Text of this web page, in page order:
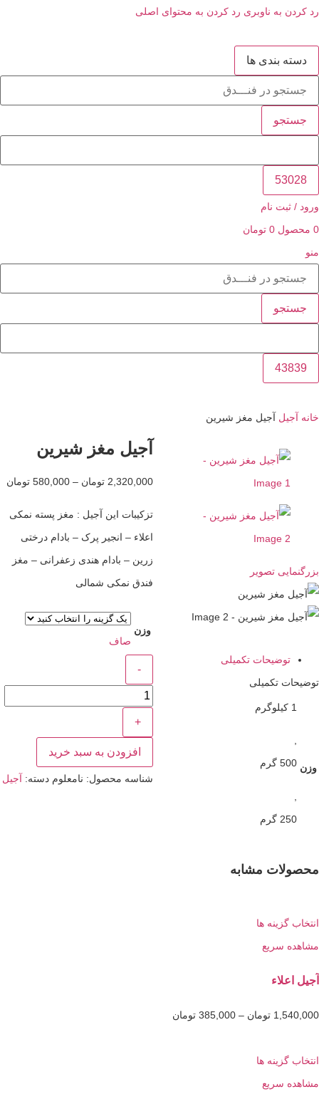
به ناوبری رد کردن به محتوای اصلی
بندی ها
نام
0 تومان
آجیل مغز شیرین
تصویر
آجیل مغز شیرین
2,320,000 تومان –
580,000 تومان
تزکیبات این آجیل : مغز پسته نمکی
اعلاء – انجیر پرک – بادام درختی
زرین – بادام هندی زعفرانی – مغز
فندق نمکی شمالی
افزودن به سبد خرید
شناسه محصول:نامعلومدسته: آجیل
توضیحات تکمیلی
تکمیلی
مشابه
ها
سریع
تومان –
385,000 تومان
ها
سریع